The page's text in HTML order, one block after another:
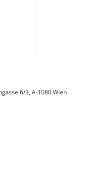
6/3, A-1080 Wien